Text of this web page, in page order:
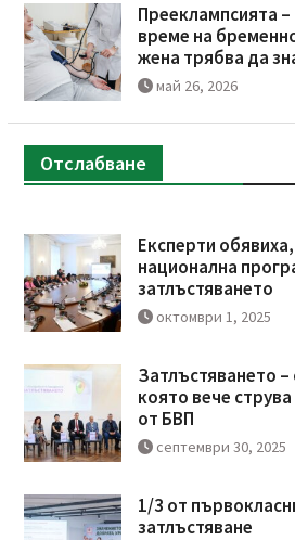
Прееклампсията –
време на
жена трябва да
май 26, 2026
Отслабване
Експерти
национална
затлъстяването
октомври 1, 2025
Затлъстяването
която вече
от БВП
септември 30, 2025
1/3 от
затлъстяване